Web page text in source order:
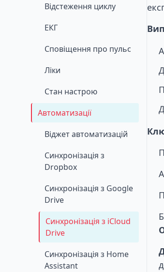
Відстеження циклу
ЕКГ
Сповіщення про пульс
Ліки
Стан настрою
Автоматизації
Віджет автоматизацій
Синхронізація з
Dropbox
Синхронізація з Google
Drive
Синхронізація з iCloud
Drive
Синхронізація з Home
Assistant